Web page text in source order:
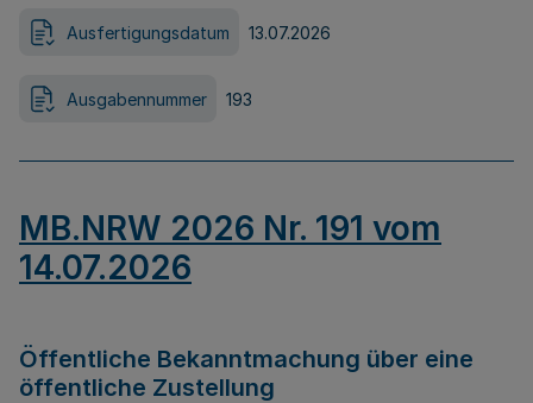
Ausfertigungsdatum 13.07.2026
Ausgabennummer 193
MB.NRW 2026 Nr. 191 vom
14.07.2026
Öffentliche Bekanntmachung über eine
öffentliche Zustellung